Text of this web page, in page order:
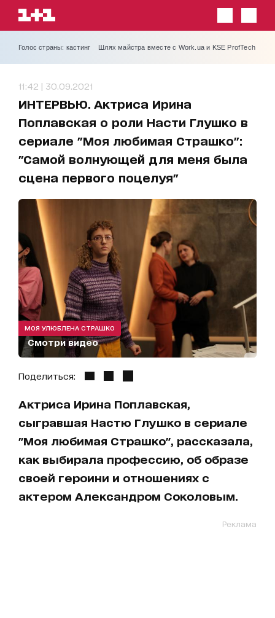
Голос страны: кастинг Шлях майстра вместе с Work.ua и KSE ProfTech
11:42 | 30.09.2021
ИНТЕРВЬЮ. Актриса Ирина
Поплавская о роли Насти Глушко в
сериале "Моя любимая Страшко":
"Самой волнующей для меня была
сцена первого поцелуя"
МОЯ УЛЮБЛЕНА СТРАШКО
Смотри видео
Поделиться:
Актриса Ирина Поплавская,
сыгравшая Настю Глушко в сериале
"Моя любимая Страшко", рассказала,
как выбирала профессию, об образе
своей героини и отношениях с
актером Александром Соколовым.
Реклама